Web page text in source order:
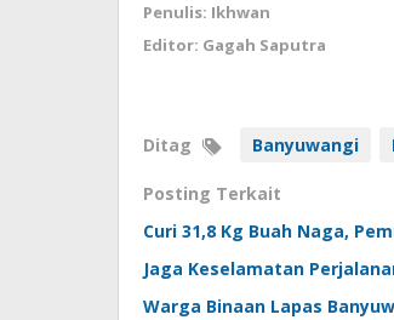
Penulis: Ikhwan
Editor: Gagah Saputra
Ditag Banyuwangi
Posting Terkait
Curi 31,8 Kg Buah Naga,
Jaga Keselamatan
Warga Binaan Lapas